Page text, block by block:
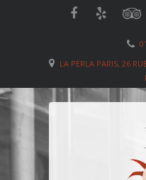
LA PERLA PARIS, 26